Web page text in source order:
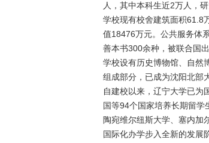
人，其中本科生近2万人，
学校现有校舍建筑面积61.8
值18476万元。公共服务体
善本书300余种，被联合国
学校设有历史博物馆、自然
组成部分，已成为沈阳北部
自建校以来，辽宁大学已为
国等94个国家培养长期留
陶宛维尔纽斯大学、塞内加
国际化办学步入全新的发展